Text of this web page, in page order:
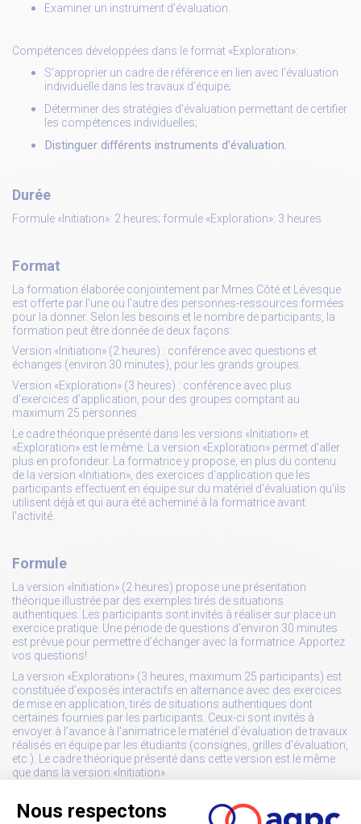
Examiner un instrument d’évaluation.
Compétences développées dans le format «Exploration»:
S’approprier un cadre de référence en lien avec l’évaluation
individuelle dans les travaux d’équipe;
Déterminer des stratégies d’évaluation permettant de certifier
les compétences individuelles;
Distinguer différents instruments d’évaluation.
Durée
Formule «Initiation»: 2 heures; formule «Exploration»: 3 heures
Format
La formation élaborée conjointement par Mmes Côté et Lévesque
est offerte par l'une ou l'autre des personnes-ressources formées
pour la donner. Selon les besoins et le nombre de participants, la
formation peut être donnée de deux façons:
Version «Initiation» (2 heures) : conférence avec questions et
échanges (environ 30 minutes), pour les grands groupes.
Version «Exploration» (3 heures) : conférence avec plus
d'exercices d’application, pour des groupes comptant au
maximum 25 personnes.
Le cadre théorique présenté dans les versions «Initiation» et
«Exploration» est le même. La version «Exploration» permet d'aller
plus en profondeur. La formatrice y propose, en plus du contenu
de la version «Initiation», des exercices d'application que les
participants effectuent en équipe sur du matériel d'évaluation qu'ils
utilisent déjà et qui aura été acheminé à la formatrice avant
l'activité.
Formule
La version «Initiation» (2 heures) propose une présentation
théorique illustrée par des exemples tirés de situations
authentiques. Les participants sont invités à réaliser sur place un
exercice pratique. Une période de questions d’environ 30 minutes
est prévue pour permettre d’échanger avec la formatrice. Apportez
vos questions!
La version «Exploration» (3 heures, maximum 25 participants) est
constituée d’exposés interactifs en alternance avec des exercices
de mise en application, tirés de situations authentiques dont
certaines fournies par les participants. Ceux-ci sont invités à
envoyer à l’avance à l'animatrice le matériel d’évaluation de travaux
réalisés en équipe par les étudiants (consignes, grilles d’évaluation,
etc.). Le cadre théorique présenté dans cette version est le même
que dans la version «Initiation».
Nombre de participants